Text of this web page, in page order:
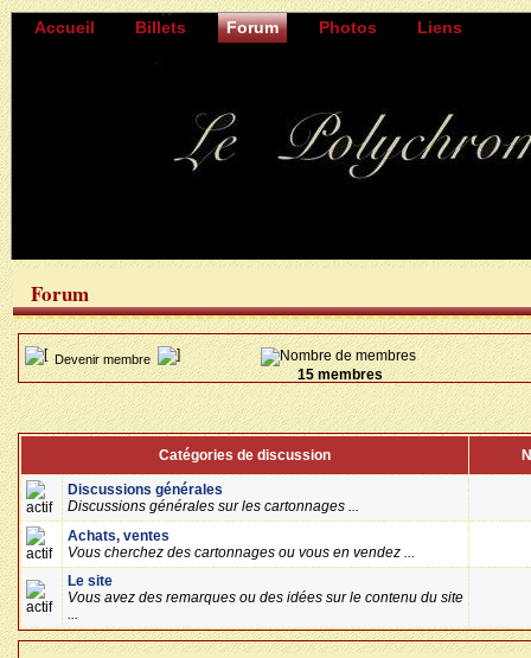
Accueil Billets Forum Photos Liens
Forum
Devenir membre
15 membres
Catégories de discussion
Discussions générales
Discussions générales sur les cartonnages ...
Achats, ventes
Vous cherchez des cartonnages ou vous en vendez ...
Le site
Vous avez des remarques ou des idées sur le contenu du site
...